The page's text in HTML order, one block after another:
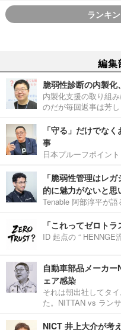
ランキ
編集
脆弱性診断の内製
内製化支援の取り組
のだが毎回返事は芳
「守る」だけでな
事
日本プルーフポイン
「脆弱性管理はレ
的に魅力がないと思
Tenable 阿部淳平が
「これってゼロト
ID 起点の “ HENNGE
自動車部品メーカ
ェア感染
それは朝出社してタ
た。NITTAN vs ラン
NICT 井上大介が考